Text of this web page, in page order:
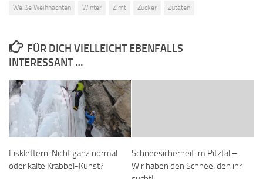
Weiße Weihnachten
Winter Zimt Zucker Zutaten
FÜR DICH VIELLEICHT EBENFALLS
INTERESSANT …
Eisklettern: Nicht ganz normal
oder kalte Krabbel-Kunst?
Schneesicherheit im Pitztal –
Wir haben den Schnee, den ihr